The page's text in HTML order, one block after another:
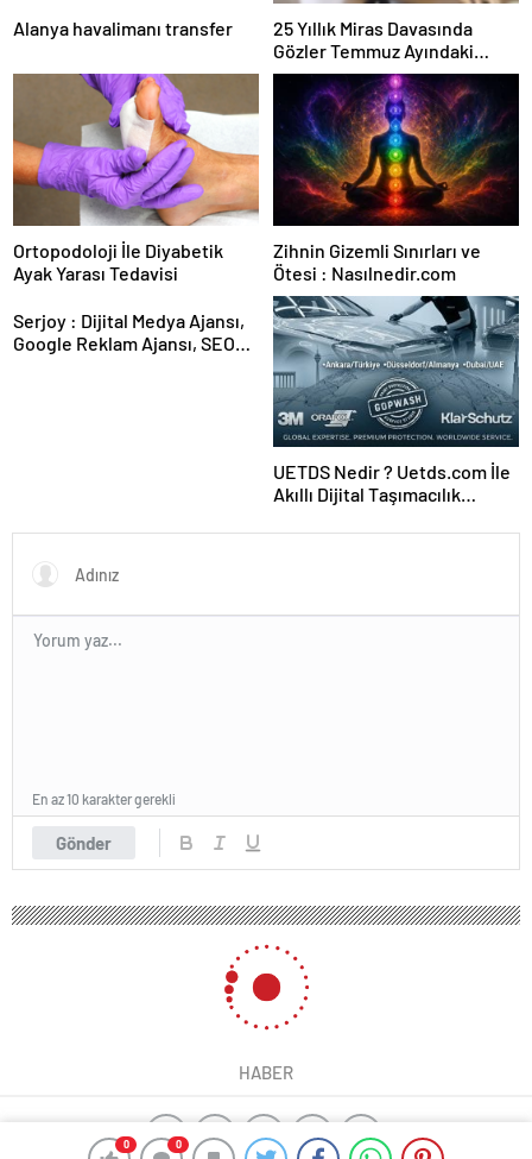
0 0
Alanya havalimanı transfer
25 Yıllık Miras Davasında
Gözler Temmuz Ayındaki
Karar Duruşmasına Çevrildi
Ortopodoloji İle Diyabetik
Ayak Yarası Tedavisi
Zihnin Gizemli Sınırları ve
Ötesi : Nasılnedir.com
Serjoy : Dijital Medya Ajansı,
Google Reklam Ajansı, SEO
UETDS Nedir ? Uetds.com İle
Akıllı Dijital Taşımacılık
Gönder
En az 10 karakter gerekli
HABER